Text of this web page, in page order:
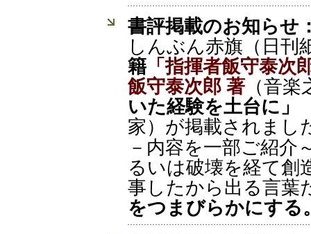
書評掲載のお知らせ
しんぶん赤旗（日刊
籍 「指揮者飯守泰
飯守泰次郎 著 （音
いた経験を土台に」
家）が掲載されまし
－内容を一部ご紹介
るいは破壊を経て創
事したから出る言葉
をつまびらかにする